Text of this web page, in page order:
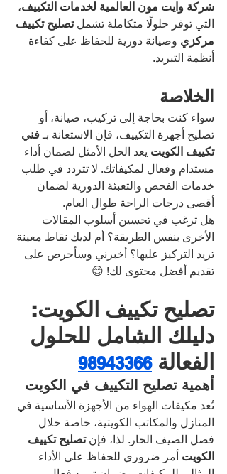
شركة وايت مون العالمية لخدمات التكييف،
التي توفر حلولًا متكاملة تشمل تصليح تكييف
مركزي وصيانة دورية للحفاظ على كفاءة
أنظمة التبريد.
الخلاصة
سواء كنت بحاجة إلى تركيب، صيانة، أو
تصليح أجهزة التكييف، فإن الاستعانة بـ فني
تكييف الكويت يعد الحل الأمثل لضمان أداء
مستدام وفعال لمكيفاتك. لا تتردد في طلب
خدمات الفحص والتعبئة الدورية لضمان
أقصى درجات الراحة طوال العام.
هل ترغب في تحسين أسلوب المقالات
الأخرى بنفس الطريقة؟ أم لديك نقاط معينة
تريد التركيز عليها؟ أخبرني وسأحرص على
تقديم أفضل محتوى لك! 😊
تصليح تكييف الكويت:
دليلك الشامل للحلول
الفعالة 98943366
أهمية تصليح التكييف في الكويت
تُعد مكيفات الهواء من الأجهزة الأساسية في
المنازل والمكاتب الكويتية، خاصة خلال
فصل الصيف الحار. لذا، فإن تصليح تكييف
الكويت أمر ضروري للحفاظ على الأداء